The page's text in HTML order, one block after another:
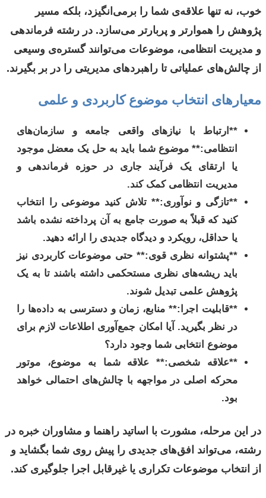
خوب، نه تنها علاقه‌ی شما را برمی‌انگیزد، بلکه مسیر
پژوهش را هموارتر و پربارتر می‌سازد. در رشته فرماندهی
و مدیریت انتظامی، موضوعات می‌توانند گستره‌ی وسیعی
از چالش‌های عملیاتی تا راهبردهای مدیریتی را در بر بگیرند.
معیارهای انتخاب موضوع کاربردی و علمی
**ارتباط با نیازهای واقعی جامعه و سازمان‌های
انتظامی:** موضوع شما باید به حل یک معضل موجود
یا ارتقای یک فرآیند جاری در حوزه فرماندهی و
مدیریت انتظامی کمک کند.
**تازگی و نوآوری:** تلاش کنید موضوعی را انتخاب
کنید که قبلاً به صورت جامع به آن پرداخته نشده باشد
یا حداقل، رویکرد و دیدگاه جدیدی را ارائه دهید.
**پشتوانه نظری قوی:** حتی موضوعات کاربردی نیز
باید ریشه‌های نظری مستحکمی داشته باشند تا به یک
پژوهش علمی تبدیل شوند.
**قابلیت اجرا:** منابع، زمان و دسترسی به داده‌ها را
در نظر بگیرید. آیا امکان جمع‌آوری اطلاعات لازم برای
موضوع انتخابی شما وجود دارد؟
**علاقه شخصی:** علاقه شما به موضوع، موتور
محرکه اصلی در مواجهه با چالش‌های احتمالی خواهد
بود.
در این مرحله، مشورت با اساتید راهنما و مشاوران خبره در
رشته، می‌تواند افق‌های جدیدی را پیش روی شما بگشاید و
از انتخاب موضوعات تکراری یا غیرقابل اجرا جلوگیری کند.